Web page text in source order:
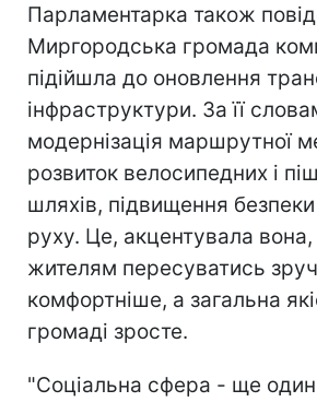
Парламентарка також
Миргородська громада
підійшла до оновлення
інфраструктури. За її
модернізація маршрутної
розвиток велосипедних і
шляхів, підвищення
руху. Це, акцентувала
жителям пересуватись
комфортніше, а загальна
громаді зросте.
"Соціальна сфера - ще один